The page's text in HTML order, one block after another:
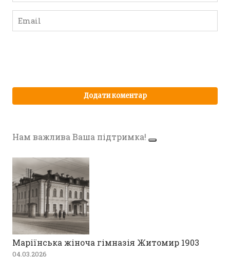
Нам важлива Ваша підтримка!
Маріїнська жіноча гімназія Житомир 1903
04.03.2026